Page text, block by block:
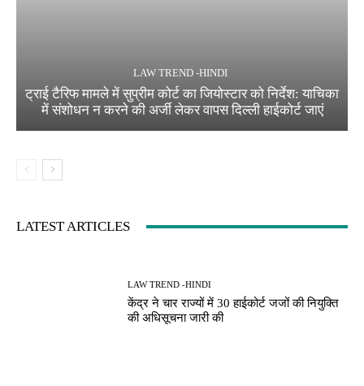
LAW TREND -HINDI
ट्राई टैरिफ मामले में सुप्रीम कोर्ट का जियोस्टार को निर्देश: याचिका
में संशोधन न करने की अर्जी लेकर वापस दिल्ली हाईकोर्ट जाएं
LATEST ARTICLES
LAW TREND -HINDI
केंद्र ने चार राज्यों में 30 हाईकोर्ट जजों की नियुक्ति
की अधिसूचना जारी की